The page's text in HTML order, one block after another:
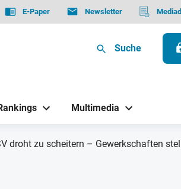
E-Paper Newsletter
Suche
Multimedia
droht zu scheitern – Gewerkschaften